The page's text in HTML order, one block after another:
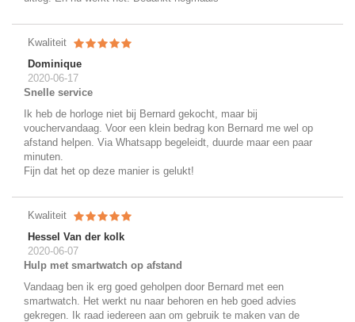
Kwaliteit
Dominique
2020-06-17
Snelle service
Ik heb de horloge niet bij Bernard gekocht, maar bij
vouchervandaag. Voor een klein bedrag kon Bernard me wel op
afstand helpen. Via Whatsapp begeleidt, duurde maar een paar
minuten.
Fijn dat het op deze manier is gelukt!
Kwaliteit
Hessel Van der kolk
2020-06-07
Hulp met smartwatch op afstand
Vandaag ben ik erg goed geholpen door Bernard met een
smartwatch. Het werkt nu naar behoren en heb goed advies
gekregen. Ik raad iedereen aan om gebruik te maken van de